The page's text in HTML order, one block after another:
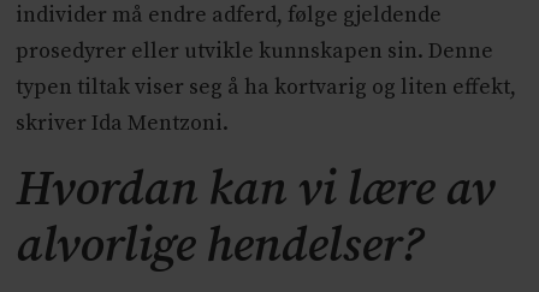
individer må endre adferd, følge gjeldende
prosedyrer eller utvikle kunnskapen sin. Denne
typen tiltak viser seg å ha kortvarig og liten effekt,
skriver Ida Mentzoni.
Hvordan kan vi lære av
alvorlige hendelser?